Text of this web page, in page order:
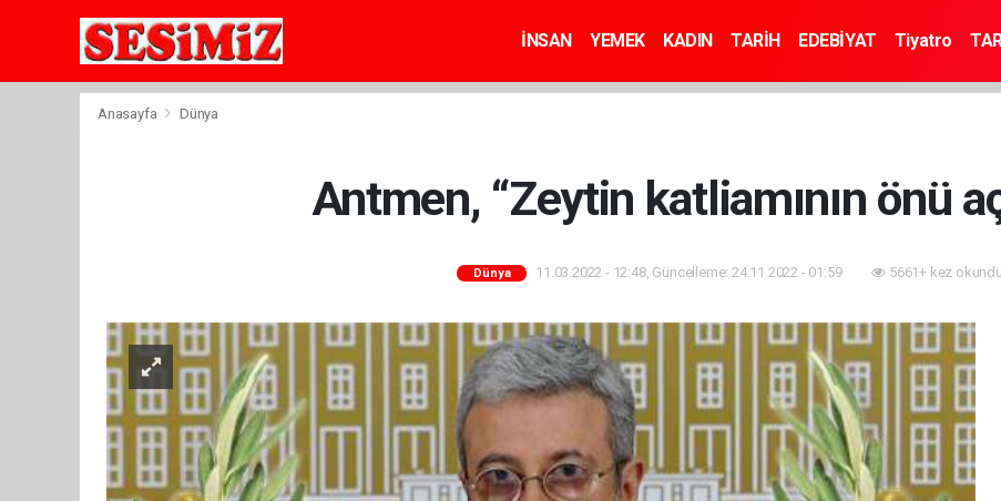
İNSAN YEMEK KADIN TARİH EDEBİYAT Tiyatro
Anasayfa Dünya
Antmen, “Zeytin katliamının önü
Dünya 11.03.2022 - 12:48, Güncelleme: 24.11.2022 - 01:59 5661+ kez